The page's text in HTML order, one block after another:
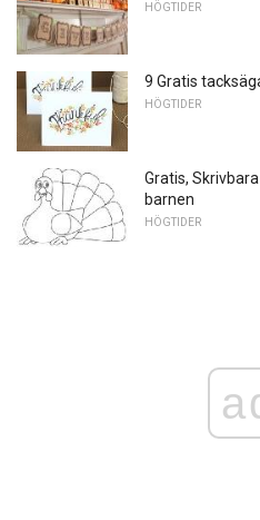
HÖGTIDER
9 Gratis
HÖGTIDER
Gratis,
barnen
HÖGTIDER